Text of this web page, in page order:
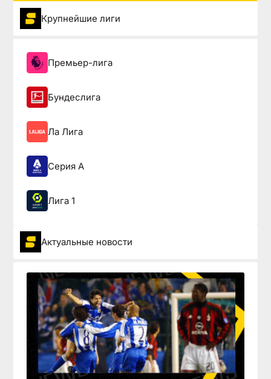
Крупнейшие лиги
Премьер-лига
Бундеслига
Ла Лига
Серия А
Лига 1
Актуальные новости